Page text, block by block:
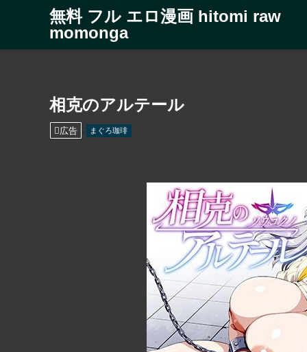
無料 フル エロ漫画 hitomi raw
momonga
相克のアルテール
広告 まぐろ珈琲